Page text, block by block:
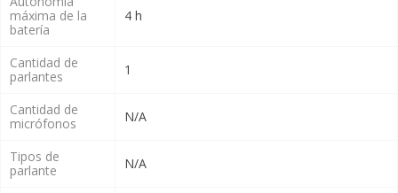
máxima de la
batería
4 h
Cantidad de
parlantes
1
Cantidad de
micrófonos
N/A
Tipos de
parlante
N/A